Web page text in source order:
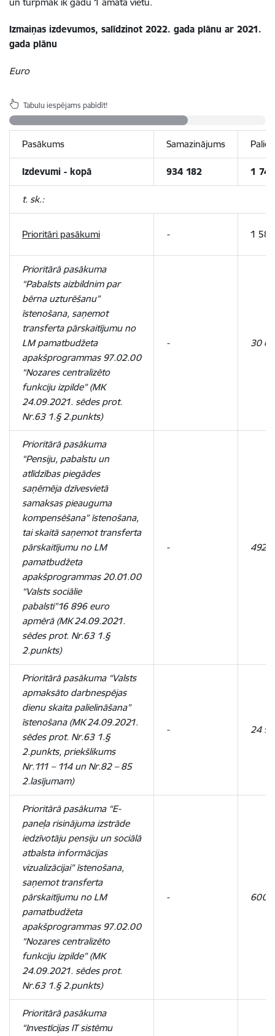
Izmaiņas izdevumos, salīdzinot 2022. gada plānu ar 2021.
gada plānu
Euro
Tabulu iespējams pabīdīt!
Pasākums Samazinājums
Izdevumi - kopā 934 182 1
t. sk.:
Prioritāri pasākumi - 1
Prioritārā pasākuma
“Pabalsts aizbildnim par
bērna uzturēšanu”
īstenošana, saņemot
transferta pārskaitījumu no
LM pamatbudžeta
apakšprogrammas 97.02.00
“Nozares centralizēto
funkciju izpilde” (MK
24.09.2021. sēdes prot.
Nr.63 1.§ 2.punkts)
- 30
Prioritārā pasākuma
“Pensiju, pabalstu un
atlīdzības piegādes
saņēmēja dzīvesvietā
samaksas pieauguma
kompensēšana” īstenošana,
tai skaitā saņemottransferta
pārskaitījumu no LM
pamatbudžeta
apakšprogrammas 20.01.00
“Valsts sociālie
pabalsti”16 896 euro
apmērā(MK 24.09.2021.
sēdes prot. Nr.63 1.§
2.punkts)
- 492
Prioritārā pasākuma “Valsts
apmaksāto darbnespējas
dienu skaita palielināšana”
īstenošana (MK 24.09.2021.
sēdes prot. Nr.63 1.§
2.punkts, priekšlikums
Nr.111 – 114 un Nr.82 – 85
2.lasījumam)
- 24
Prioritārā pasākuma “E-
paneļa risinājuma izstrāde
iedzīvotāju pensiju un sociālā
atbalsta informācijas
vizualizācijai” īstenošana,
saņemot transferta
pārskaitījumu no LM
pamatbudžeta
apakšprogrammas 97.02.00
“Nozares centralizēto
funkciju izpilde” (MK
24.09.2021. sēdes prot.
Nr.63 1.§ 2.punkts)
- 600
Prioritārā pasākuma
“Investīcijas IT sistēmu